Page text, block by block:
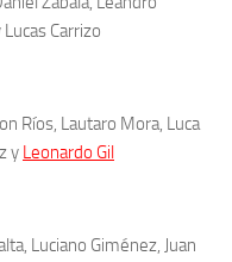
Carrizo
Ríos, Lautaro Mora, Luca
y Leonardo Gil
Luciano Giménez, Juan